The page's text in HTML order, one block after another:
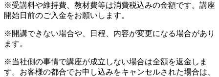
※受講料や維持費、教材費等は消費税込みの金額です。講座
開始日前のご入金をお願いします。
※開講できない場合や、日程、内容が変更になる場合があり
ます。
※当社側の事情で講座が成立しない場合は全額を返金しま
す。お客様の都合でお申し込みをキャンセルされた場合は、